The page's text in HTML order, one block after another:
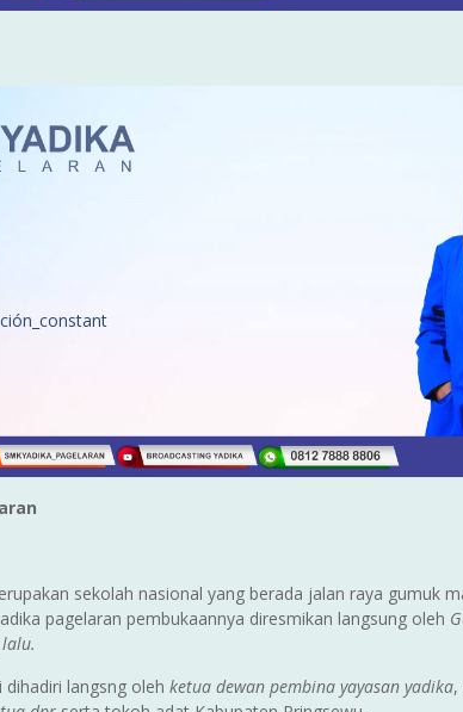
sekolah nasional yang berada jalan raya gumuk
pagelaran pembukaannya diresmikan langsung oleh
langsng oleh ketua dewan pembina yayasan yadika,